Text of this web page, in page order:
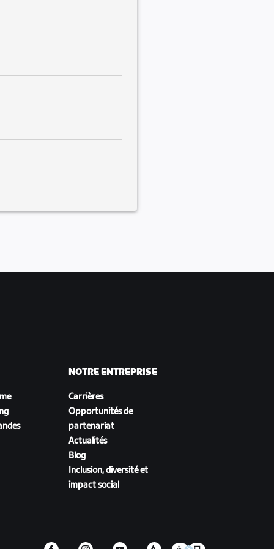
NOTRE ENTREPRISE
Carrières
Opportunités de
partenariat
Actualités
Blog
Inclusion, diversité et
impact social